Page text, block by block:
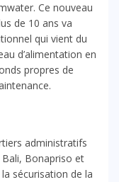
Ce nouveau
de 10 ans va
qui vient du
d’alimentation en
propres de
administratifs
Bonapriso et
sécurisation de la